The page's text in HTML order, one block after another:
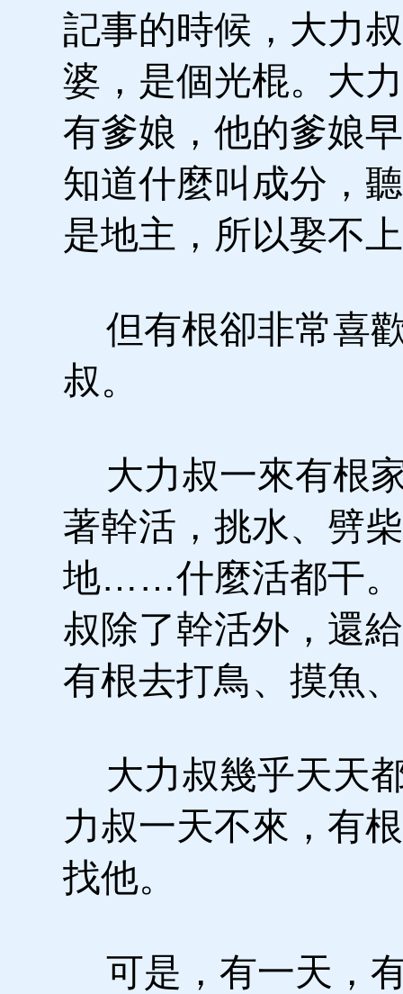
記事的時候，大力
婆，是個光棍。大
有爹娘，他的爹娘
知道什麼叫成分，
是地主，所以娶不
但有根卻非常喜
叔。
大力叔一來有根
著幹活，挑水、劈
地……什麼活都干
叔除了幹活外，還
有根去打鳥、摸魚
大力叔幾乎天天
力叔一天不來，有
找他。
可是，有一天，